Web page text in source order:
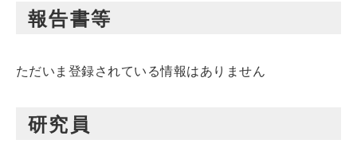
報告書等
ただいま登録されている情報はありません
研究員